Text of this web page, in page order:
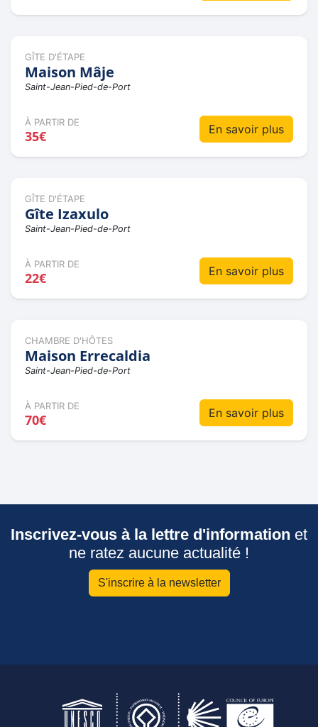
GÎTE D'ÉTAPE
Maison Mâje
Saint-Jean-Pied-de-Port
À PARTIR DE
35€ En savoir plus
GÎTE D'ÉTAPE
Gîte Izaxulo
Saint-Jean-Pied-de-Port
À PARTIR DE
22€ En savoir plus
CHAMBRE D'HÔTES
Maison Errecaldia
Saint-Jean-Pied-de-Port
À PARTIR DE
70€ En savoir plus
Inscrivez-vous à la lettre d'information et
ne ratez aucune actualité !
S'inscrire à la newsletter